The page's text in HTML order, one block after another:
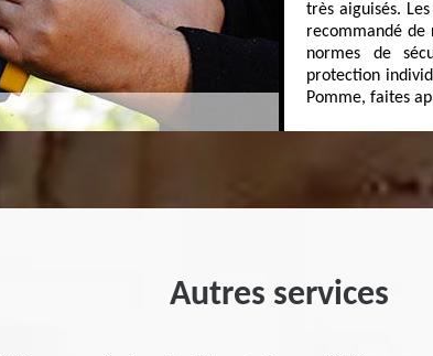
très aiguisés.
recommandé de
normes de
protection
Pomme, faites
Autres services